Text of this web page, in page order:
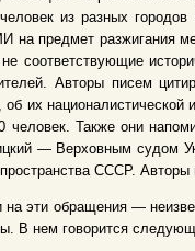
из разных
на предмет разжигания
соответствующие
Авторы писем
их националистической
человек. Также они
— Верховным судом
СССР.
на эти обращения —
В нем говорится